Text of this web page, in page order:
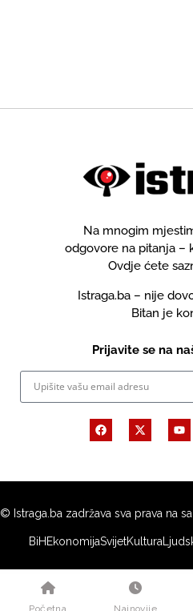
Na mnogim
odgovore na pitanja –
Ovdje ćete
Istraga.ba – nije
Bitan je
Prijavite se na
© Istraga.ba zadržava sva prava na
BiH EkonomijaSvijetKultura
Početna Najnovije